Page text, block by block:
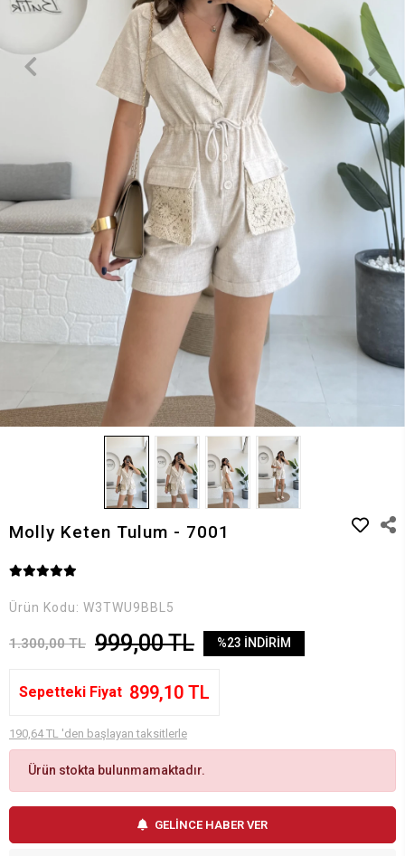
Molly Keten Tulum - 7001
Ürün Kodu: W3TWU9BBL5
1.300,00 TL 999,00 TL %23 İNDİRİM
Sepetteki Fiyat 899,10 TL
190,64 TL 'den başlayan taksitlerle
Ürün stokta bulunmamaktadır.
GELİNCE HABER VER